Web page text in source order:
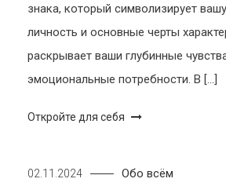
знака, который символизирует
личность и основные черты
раскрывает ваши глубинные
эмоциональные потребности. В […]
Откройте для себя
02.11.2024 Обо всём